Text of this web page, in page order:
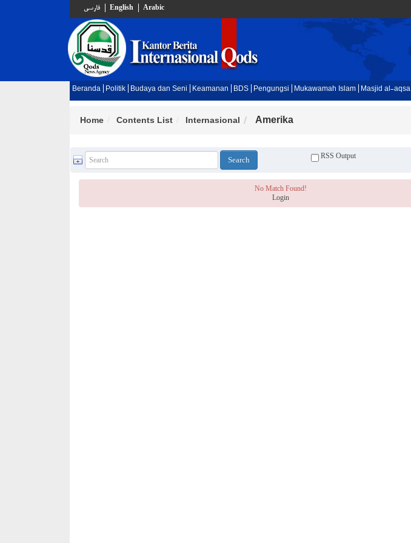
فارسي English Arabic
Beranda Politik Budaya dan Seni Keamanan BDS Pengungsi Mukawamah Islam Masjid al-aqsa
Home Contents List Internasional Amerika
RSS Output
No Match Found!
Login